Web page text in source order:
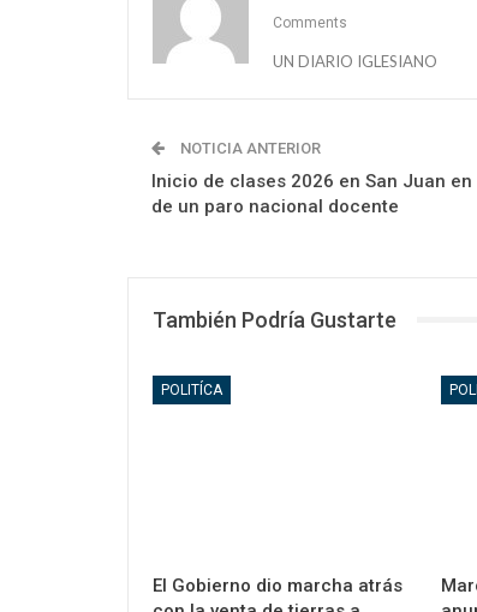
Comments
UN DIARIO IGLESIANO
NOTICIA ANTERIOR
Inicio de clases 2026 en San Juan en
de un paro nacional docente
También Podría Gustarte
POLITÍCA
El Gobierno dio marcha atrás